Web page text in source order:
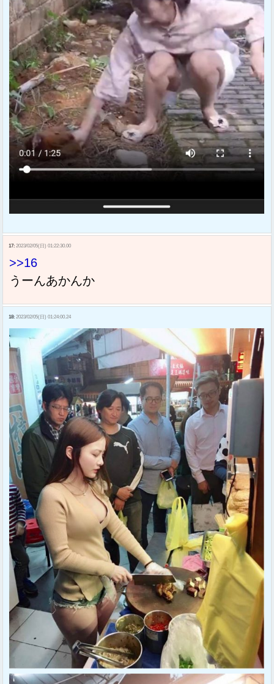
17: 2023/02/05(日) 01:22:30.00
>>16
うーんあかんか
18: 2023/02/05(日) 01:24:00.24